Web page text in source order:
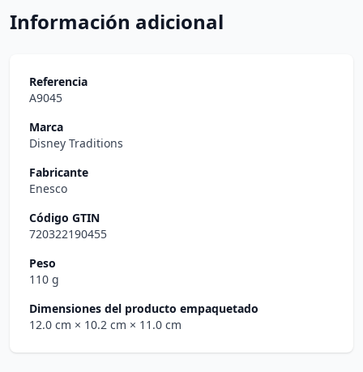
Información adicional
Referencia
A9045
Marca
Disney Traditions
Fabricante
Enesco
Código GTIN
720322190455
Peso
110 g
Dimensiones del producto empaquetado
12.0 cm × 10.2 cm × 11.0 cm